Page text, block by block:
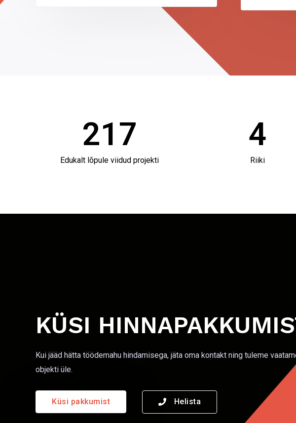
217
Edukalt lõpule viidud projekti
4
Riiki
KÜSI
Kui jääd hätta töödemahu hindamisega, jäta oma kontakt ning tuleme
objekti üle.
Küsi pakkumist Helista